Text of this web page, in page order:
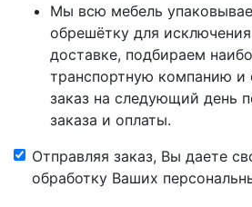
Мы всю мебель
обрешётку для
доставке, подбираем
транспортную компанию и
заказ на следующий день
заказа и оплаты.
Отправляя заказ, Вы даете
обработку Ваших